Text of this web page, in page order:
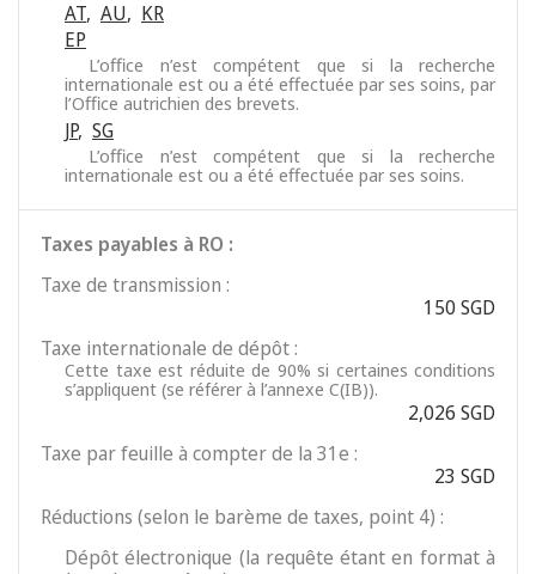
AT, AU, KR
EP
L’office n’est compétent que si la recherche
internationale est ou a été effectuée par ses soins, par
l’Office autrichien des brevets.
JP, SG
L’office n’est compétent que si la recherche
internationale est ou a été effectuée par ses soins.
Taxes payables à RO :
Taxe de transmission :
150 SGD
Taxe internationale de dépôt :
Cette taxe est réduite de 90% si certaines conditions
s’appliquent (se référer à l’annexe C(IB)).
2,026 SGD
Taxe par feuille à compter de la 31e :
23 SGD
Réductions (selon le barème de taxes, point 4) :
Dépôt électronique (la requête étant en format à